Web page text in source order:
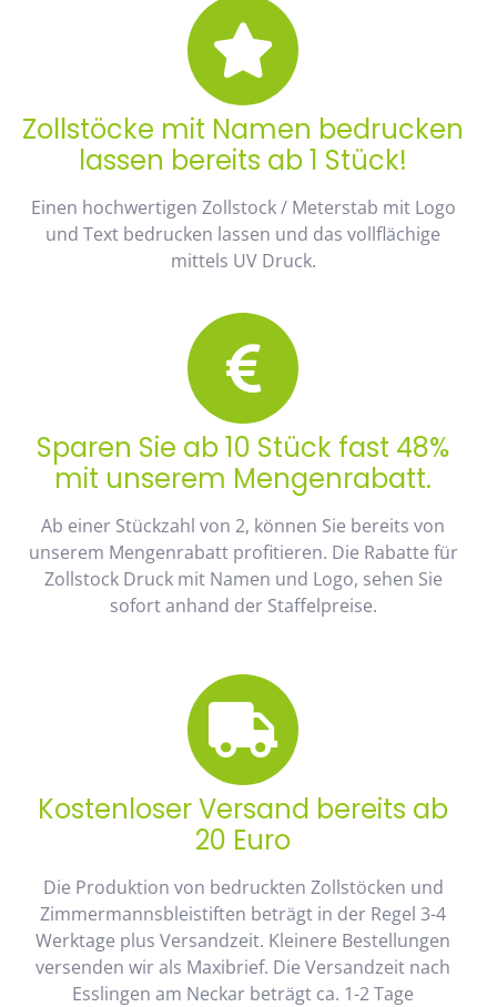
Zollstöcke mit Namen bedrucken
lassen bereits ab 1 Stück!
Einen hochwertigen Zollstock / Meterstab mit Logo
und Text bedrucken lassen und das vollflächige
mittels UV Druck.
Sparen Sie ab 10 Stück fast 48%
mit unserem Mengenrabatt.
Ab einer Stückzahl von 2, können Sie bereits von
unserem Mengenrabatt profitieren. Die Rabatte für
Zollstock Druck mit Namen und Logo, sehen Sie
sofort anhand der Staffelpreise.
Kostenloser Versand bereits ab
20 Euro
Die Produktion von bedruckten Zollstöcken und
Zimmermannsbleistiften beträgt in der Regel 3-4
Werktage plus Versandzeit. Kleinere Bestellungen
versenden wir als Maxibrief. Die Versandzeit nach
Esslingen am Neckar beträgt ca. 1-2 Tage